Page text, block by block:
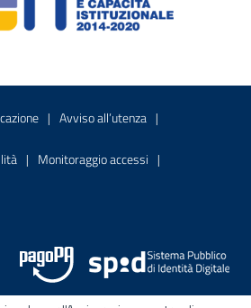
Sito interno - Apre in una nuova
Avviso all’utenza Sito interno -
Sito interno - Apre in una nuova finestra
Monitoraggio accessi Sito interno -
- Apre nella stessa finestra